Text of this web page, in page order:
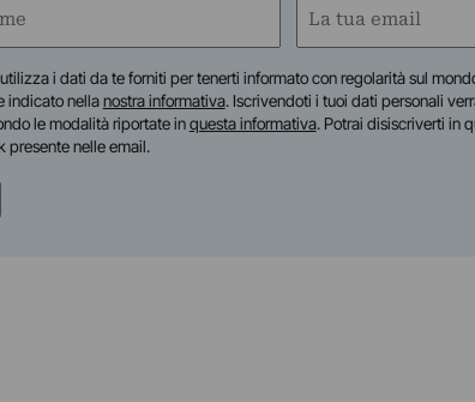
Email
i dati da te forniti per tenerti informato con regolarità sul
indicato nellanostra informativa. Iscrivendoti i tuoi dati personali
le modalità riportate inquesta informativa. Potrai disiscriverti in
presente nelle email.